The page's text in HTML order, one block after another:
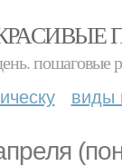
пошаговые
виды